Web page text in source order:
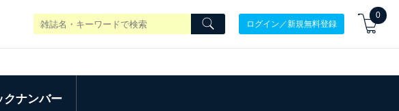
ログイン／新規無料登録
0
クナンバー